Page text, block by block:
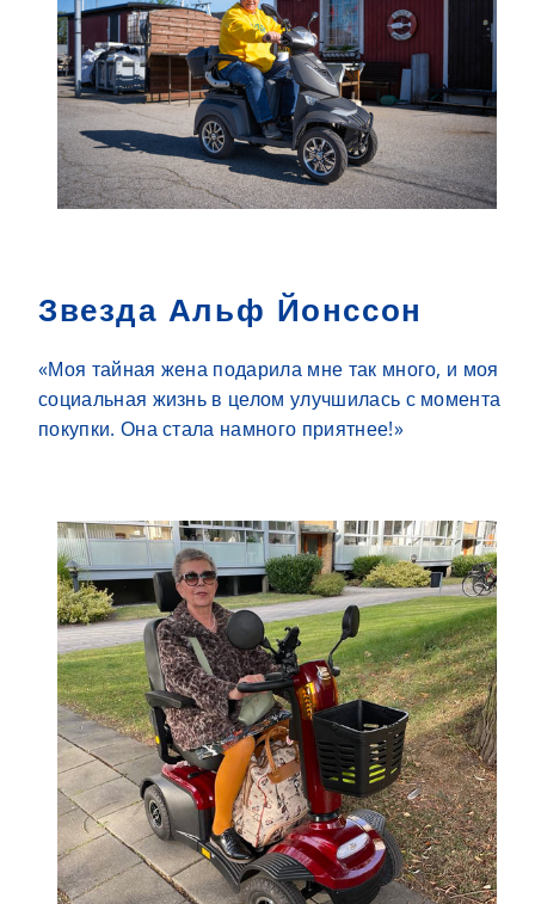
Звезда Альф Йонссон
«Моя тайная жена подарила мне так много, и моя
социальная жизнь в целом улучшилась с момента
покупки. Она стала намного приятнее!»